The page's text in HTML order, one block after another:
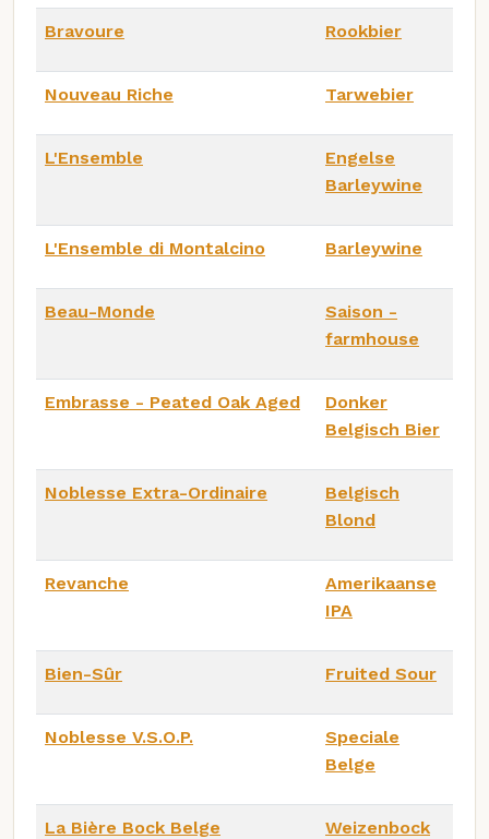
Bravoure Rookbier
Nouveau Riche Tarwebier
L'Ensemble
Engelse
Barleywine
L'Ensemble di Montalcino Barleywine
Beau-Monde
Saison -
farmhouse
Embrasse - Peated Oak Aged
Donker
Belgisch Bier
Noblesse Extra-Ordinaire
Belgisch
Blond
Revanche
Amerikaanse
IPA
Bien-Sûr Fruited Sour
Noblesse V.S.O.P.
Speciale
Belge
La Bière Bock Belge Weizenbock